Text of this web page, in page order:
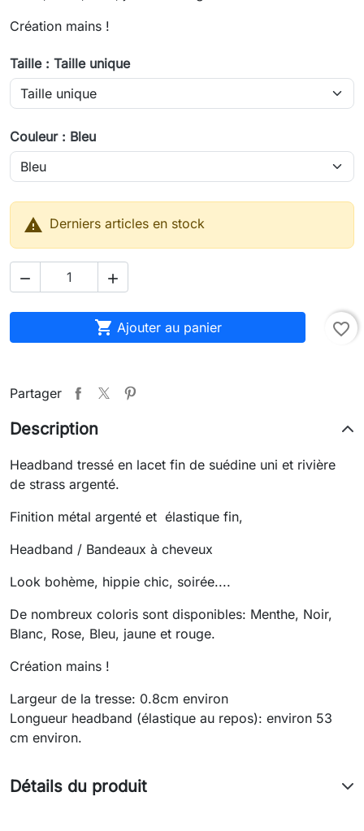
Création mains !
Taille : Taille unique
Couleur : Bleu
 Derniers articles en stock
 
 Ajouter au panier favorite_border
Partager
Description
Headband tressé en lacet fin de suédine uni et rivière
de strass argenté.
Finition métal argenté et élastique fin,
Headband / Bandeaux à cheveux
Look bohème, hippie chic, soirée....
De nombreux coloris sont disponibles: Menthe, Noir,
Blanc, Rose, Bleu, jaune et rouge.
Création mains !
Largeur de la tresse: 0.8cm environ
Longueur headband (élastique au repos): environ 53
cm environ.
Détails du produit